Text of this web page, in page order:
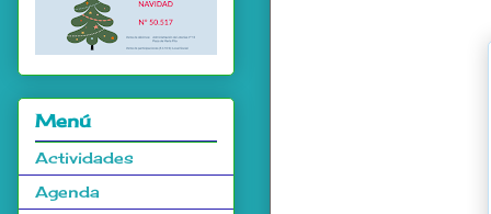
Menú
Actividades
Agenda